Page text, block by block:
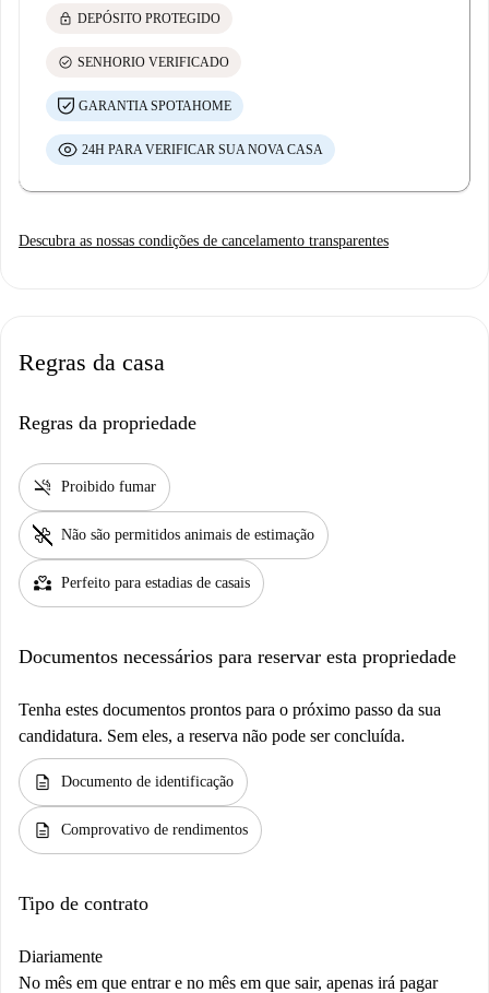
lock DEPÓSITO PROTEGIDO
check_circle SENHORIO VERIFICADO
GARANTIA SPOTAHOME
24H PARA VERIFICAR SUA NOVA CASA
Descubra as nossas condições de cancelamento transparentes
Regras da casa
Regras da propriedade
smoke_free Proibido fumar
pet_supplies Não são permitidos animais de estimação
partner_heart Perfeito para estadias de casais
Documentos necessários para reservar esta propriedade
Tenha estes documentos prontos para o próximo passo da sua
candidatura. Sem eles, a reserva não pode ser concluída.
description Documento de identificação
description Comprovativo de rendimentos
Tipo de contrato
Diariamente
No mês em que entrar e no mês em que sair, apenas irá pagar